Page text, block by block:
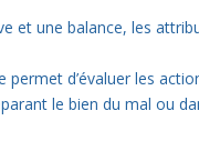
et une balance, les
d’évaluer les
le bien du mal ou